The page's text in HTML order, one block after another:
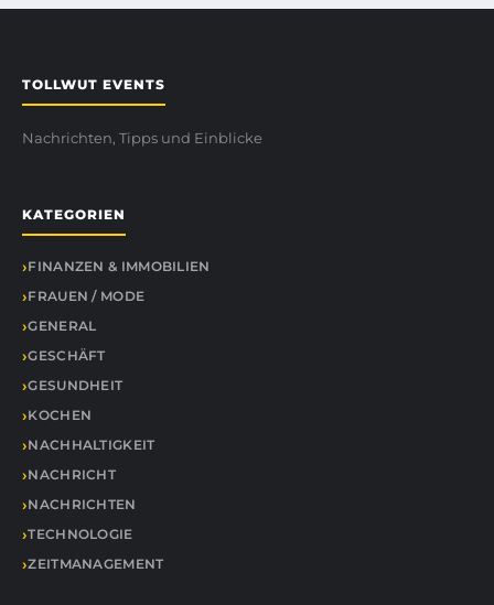
TOLLWUT EVENTS
Nachrichten, Tipps und Einblicke
KATEGORIEN
FINANZEN & IMMOBILIEN
FRAUEN / MODE
GENERAL
GESCHÄFT
GESUNDHEIT
KOCHEN
NACHHALTIGKEIT
NACHRICHT
NACHRICHTEN
TECHNOLOGIE
ZEITMANAGEMENT